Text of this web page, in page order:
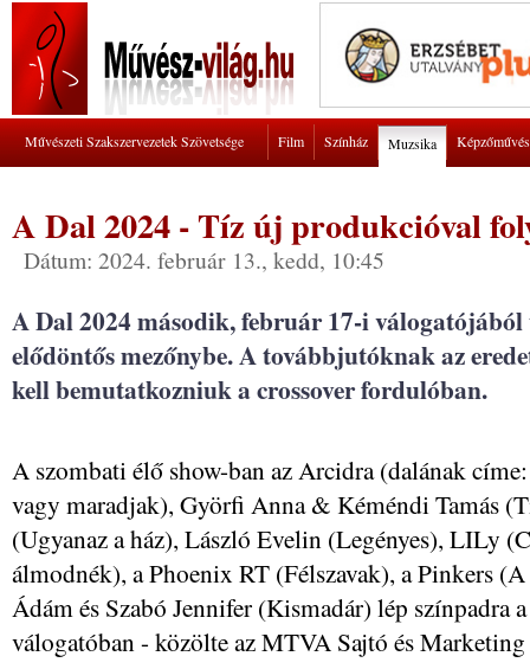
Művészeti Szakszervezetek Szövetsége Film Színház Muzsika
A Dal 2024 - Tíz új produkcióval
Dátum: 2024. február 13., kedd, 10:45
A Dal 2024 második, február 17-i
elődöntős mezőnybe. A továbbjutóknak az
kell bemutatkozniuk a crossover fordulóban.
A szombati élő show-ban az Arcidra (dalának
vagy maradjak), Györfi Anna & Kéméndi Tamás
(Ugyanaz a ház), László Evelin (Legényes), LILy
álmodnék), a Phoenix RT (Félszavak), a Pinkers
Ádám és Szabó Jennifer (Kismadár) lép színpadra
válogatóban - közölte az MTVA Sajtó és